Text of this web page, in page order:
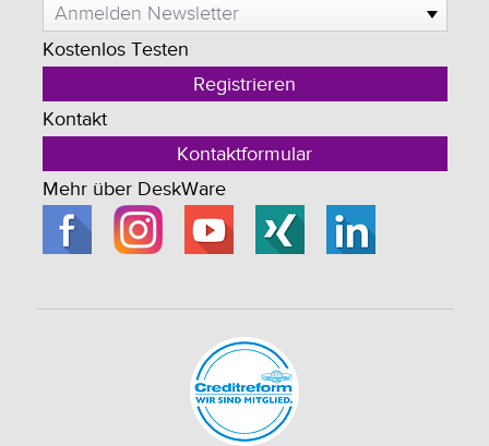
Anmelden Newsletter
Kostenlos Testen
Registrieren
Kontakt
Kontaktformular
Mehr über DeskWare